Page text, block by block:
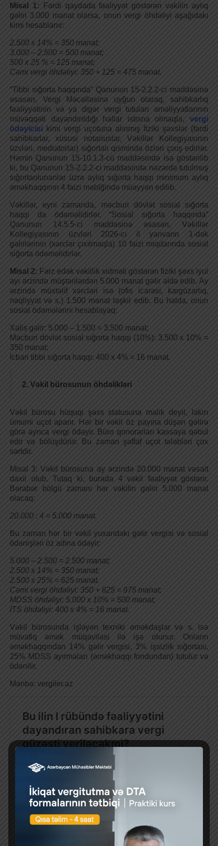
Misal 1: Fərdi qaydada fəaliyyət göstərən vəkilin aylıq
gəliri 3.000 manat olarsa, onun vergi öhdəliyi aşağıdakı
kimi hesablanır:
2.500 x 14% = 350 manat;
3.000 – 2.500 = 500 manat;
500 x 25 % = 125 manat;
Cəmi vergi öhdəliyi: 350 + 125 = 475 manat.
“Tibbi sığorta haqqında” Qanunun 15-2.2.2-ci maddəsinə
əsasən, Vergi Məcəlləsinə uyğun olaraq, sahibkarlıq
fəaliyyətinin və ya digər vergi tutulan əməliyyatlarının
müvəqqəti dayandırıldığı hallar istisna olmaqla, vergi
ödəyicisi kimi vergi uçotuna alınmış fiziki şəxslər (fərdi
sahibkarlar, xüsusi notariuslar, Vəkillər Kollegiyasının
üzvləri, mediatorlar) sığortalı qismində özləri çıxış edirlər.
Həmin Qanunun 15-10.1.3-cü maddəsində isə göstərilib
ki, bu Qanunun 15-2.2.2-ci maddəsində nəzərdə tutulmuş
sığortaolunanlar üzrə aylıq sığorta haqqı minimum aylıq
əməkhaqqının 4 faizi məblğində müəyyən edilib.
Vəkillər, eyni zamanda, məcburi dövlət sosial sığorta
haqqı da ödəməlidirlər. “Sosial sığorta haqqında”
Qanunun 14.5.5-ci maddəsinə əsasən, Vəkillər
Kollegiyasının üzvləri 2026-cı il yanvarın 1-dək
gəlirlərinin (xərclər çıxılmaqla) 10 faizi miqdarında sosial
siğorta ödəməlidirlər.
Misal 2: Fərz edək vəkillik xidməti göstərən fiziki şəxs iyul
ayı ərzində müştərilərdən 5.000 manat gəlir əldə edib. Ay
ərzində müxtəlif xərcləri isə (ofis icarəsi, kargüzarlıq,
nəqliyyat və s.) 1.500 manat təşkil edib. Bu halda, onun
sosial ödəmələrini hesablayaq:
Xalis gəlir: 5.000 – 1.500 = 3.500 manat;
Məcburi dövlət sosial sığorta haqqı (10%): 3.500 x 10% =
350 manat;
İcbari tibbi sığorta haqqı: 400 x 4% = 16 manat.
2. Vəkil bürosunun öhdəlikləri
Vəkil bürosu hüquqi şəxs statusuna malik deyil, lakin
ümumi uçot aparır. Hər bir vəkil öz payına düşən gəlirə
görə ayrıca vergi ödəyir. Büro qonorarları kassaya qəbul
edir və bölüşdürür. Bu zaman şəffaf uçot tələbləri çox
sərtdir.
Misal 3: Vəkil bürosuna ay ərzində 20.000 manat vəsait
daxil olub. Tutaq ki, burada 4 vəkil fəaliyyət göstərir.
Bərabər bölgü zamanı hər vəkilin gəliri 5.000 manat
olacaq:
20.000 : 4 = 5.000 manat.
Bu zaman hər bir vəkil yuxarıdakı gəlir vergisi və sosial
ödənişləri öz adına ödəyir:
5.000 – 2.500 = 2.500 manat;
2.500 x 14% = 350 manat;
2.500 x 25% = 625 manat.
Cəmi vergi öhdəliyi: 350 + 625 = 975 manat;
MDSS öhdəliyi: 5.000 x 10% = 500 manat;
İTS öhdəliyi: 400 x 4% = 16 manat.
Vəkil bürosunda işləyən texniki əməkdaşlar və s. isə
müvafiq əmək müqaviləsi ilə işə olunur. Onların
əməkhaqqından 14% gəlir vergisi, 3% işsizlik sığortası,
25% MDSS ayırmaları (əməkhaqqı fondundan) tutulur və
ödənilir.
Mənbə: vergiler.az